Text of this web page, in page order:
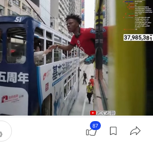
搭到上環，途中與對面線的電車乘客握手。（YouTube片
87